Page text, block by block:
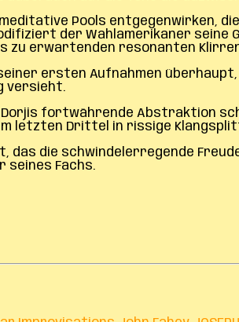
Pools entgegenwirken,
der Wahlamerikaner
zu erwartenden resonanten
ersten Aufnahmen
versieht.
Dorjis fortwährende Abstraktion
letzten Drittel in rissige
das die schwindelerregende
seines Fachs.